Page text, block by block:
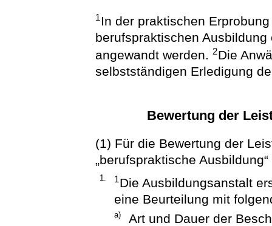
1 In der praktischen
berufspraktischen
angewandt werden.2Die
selbstständigen Erledigung
Bewertung der
(1) Für die Bewertung der
„berufspraktische
1. 1Die Ausbildungsanstalt
eine Beurteilung mit
a) Art und Dauer der